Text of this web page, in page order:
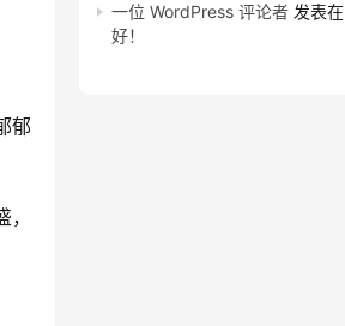
郁
一位 WordPress 评论者 发表在
好！